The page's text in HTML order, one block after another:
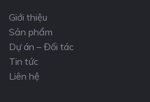
Giới thiệu
Sản phẩm
Dự án – Đối tác
Tin tức
Liên hệ